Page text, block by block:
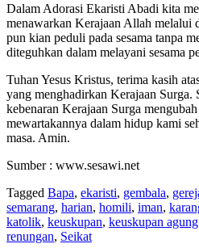
Dalam Adorasi Ekaristi Abadi kita
menawarkan Kerajaan Allah melalui
pun kian peduli pada sesama tanpa
diteguhkan dalam melayani sesama
Tuhan Yesus Kristus, terima kasih
yang menghadirkan Kerajaan Surga.
kebenaran Kerajaan Surga
mewartakannya dalam hidup kami
masa. Amin.
Sumber : www.sesawi.net
Tagged Bapa, ekaristi, gembala,
semarang, harian, homili, iman,
katolik, keuskupan, keuskupan
renungan, Seikat